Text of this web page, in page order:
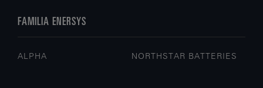
FAMILIA ENERSYS
ALPHA NORTHSTAR BATTERIES